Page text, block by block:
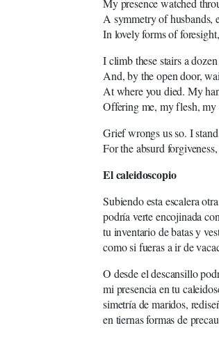
My presence watched
A symmetry of husbands,
In lovely forms of
I climb these stairs a
And, by the open door,
At where you died. My
Offering me, my flesh,
Grief wrongs us so. I
For the absurd
El caleidoscopio
Subiendo esta escalera
podría verte encojinada
tu inventario de batas y
como si fueras a ir de
O desde el descansillo
mi presencia en tu
simetría de maridos,
en tiernas formas de